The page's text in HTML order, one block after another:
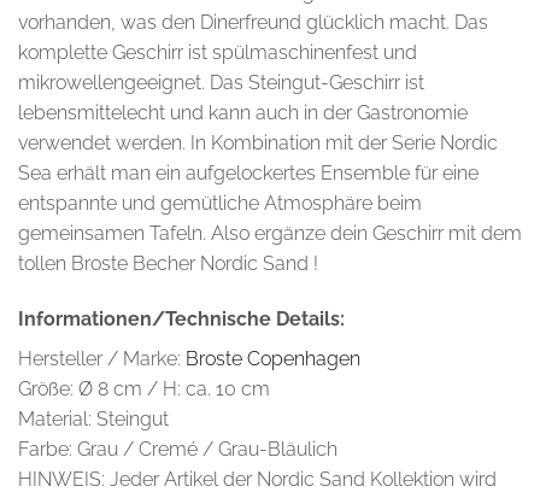
vorhanden, was den Dinerfreund glücklich macht. Das
komplette Geschirr ist spülmaschinenfest und
mikrowellengeeignet. Das Steingut-Geschirr ist
lebensmittelecht und kann auch in der Gastronomie
verwendet werden. In Kombination mit der Serie Nordic
Sea erhält man ein aufgelockertes Ensemble für eine
entspannte und gemütliche Atmosphäre beim
gemeinsamen Tafeln. Also ergänze dein Geschirr mit dem
tollen Broste Becher Nordic Sand !
Informationen/Technische Details:
Hersteller / Marke: Broste Copenhagen
Größe: Ø 8 cm / H: ca. 10 cm
Material: Steingut
Farbe: Grau / Cremé / Grau-Bläulich
HINWEIS: Jeder Artikel der Nordic Sand Kollektion wird